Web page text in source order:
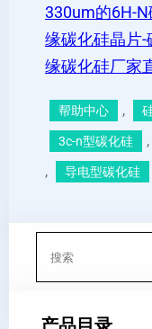
330um的6H-
缘碳化硅晶片
缘碳化硅厂家
帮助中心 ,
3c-n型碳化硅 ,
, 导电型碳化硅